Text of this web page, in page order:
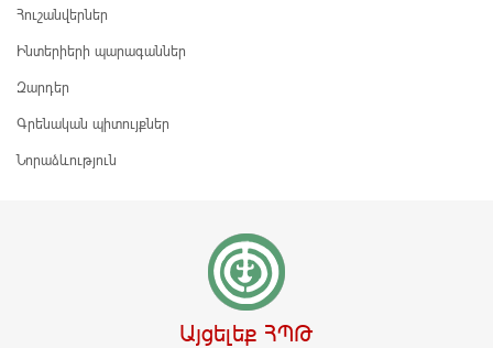
Հուշանվերներ
Ինտերիերի պարագաններ
Զարդեր
Գրենական պիտույքներ
Նորաձևություն
Այցելեք ՀՊԹ